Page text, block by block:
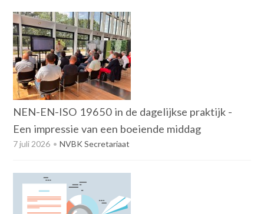
m
a
i
n
c
o
n
t
e
n
t
NEN-EN-ISO 19650 in de dagelijkse praktijk -
Een impressie van een boeiende middag
7 juli 2026 NVBK Secretariaat